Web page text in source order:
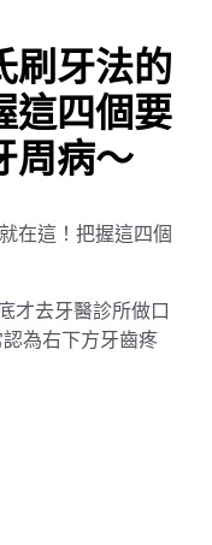
刷牙法的
這四個要
周病～
才去牙醫診所做口
為右下方牙齒疼